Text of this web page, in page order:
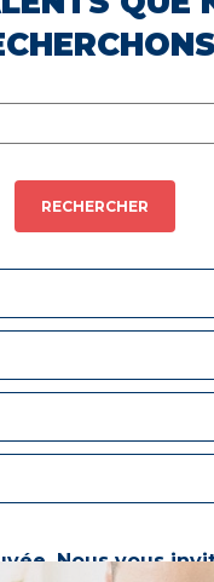
RECHERCHER
Nous vous